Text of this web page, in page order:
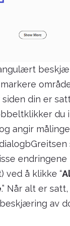
din er
du
angir
ved å klikke “
.” Når alt er satt,
av